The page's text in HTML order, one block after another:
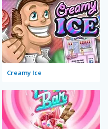
Creamy Ice